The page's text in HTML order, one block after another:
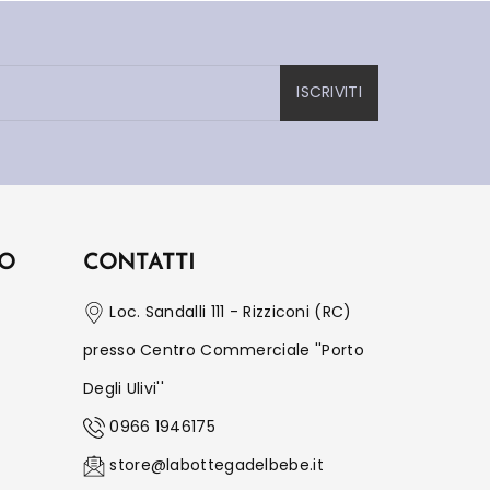
ISCRIVITI
CONTATTI
Loc. Sandalli 111 - Rizziconi (RC)
presso Centro Commerciale ''Porto
Degli Ulivi''
0966 1946175
store@labottegadelbebe.it